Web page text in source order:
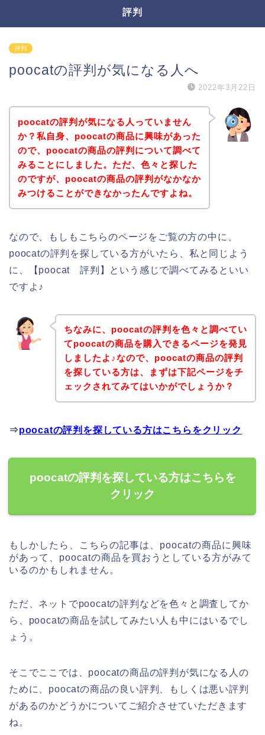
評判
評判
poocatの評判が気になる人へ
2022年3月22日
poocatの評判が気になる人っていません
か？私自身、poocatの商品に興味があった
ので、poocatの商品の評判について調べて
みることにしました。ただ、色々と探した
のですが、poocatの商品の評判がなかなか
みつけることができなかったんですよね。
なので、もしもこちらのページをご覧の方の中に、
poocatの評判を探している方がいたら、私と同じよう
に、【poocat 評判】という感じで調べてみるといい
ですよ♪
ちなみに、poocatの評判を色々と調べてい
てpoocatの商品を購入できるページを発見
しましたよ♪なので、poocatの商品の評判
を探している方は、まずは下記ページをチ
ェックされてみてはいかがでしょうか？
⇒poocatの評判を探している方はこちらをクリック
poocatの評判を探している方はこちらを
クリック
もしかしたら、こちらの記事は、poocatの商品に興味
があって、poocatの商品を買おうとしている方がみて
いるのかもしれません。
ただ、ネットでpoocatの評判などを色々と調査してか
ら、poocatの商品を試してみたい人も中にはいるでし
ょう。
そこでここでは、poocatの商品の評判が気になる人の
ために、poocatの商品の良い評判、もしくは悪い評判
があるのかどうかについてご紹介させていただきます
ね。